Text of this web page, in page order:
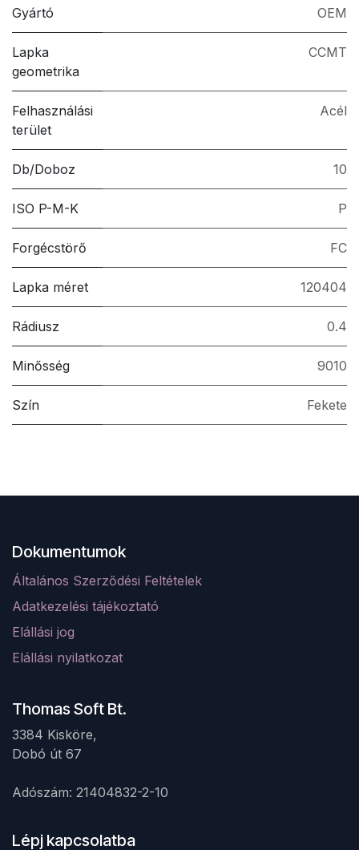
Gyártó OEM
Lapka
geometrika
CCMT
Felhasználási
terület
Acél
Db/Doboz 10
ISO P-M-K P
Forgécstörő FC
Lapka méret 120404
Rádiusz 0.4
Minősség 9010
Szín Fekete
Dokumentumok
Általános Szerződési Feltételek
Adatkezelési tájékoztató
Elállási jog
Elállási nyilatkozat
Thomas Soft Bt.
3384 Kisköre,
Dobó út 67 ​
Adószám: 21404832-2-10
Lépj kapcsolatba